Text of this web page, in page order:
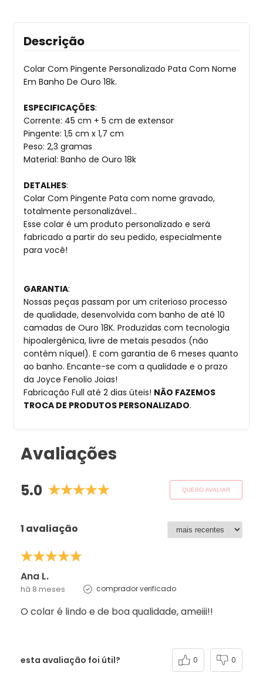
Descrição
Colar Com Pingente Personalizado Pata Com Nome
Em Banho De Ouro 18k.
ESPECIFICAÇÕES:
Corrente: 45 cm + 5 cm de extensor
Pingente: 1,5 cm x 1,7 cm
Peso: 2,3 gramas
Material: Banho de Ouro 18k
DETALHES:
Colar Com Pingente Pata com nome gravado,
totalmente personalizável...
Esse colar é um produto personalizado e será
fabricado a partir do seu pedido, especialmente
para você!
GARANTIA:
Nossas peças passam por um criterioso processo
de qualidade, desenvolvida com banho de até 10
camadas de Ouro 18K. Produzidas com tecnologia
hipoalergênica, livre de metais pesados (não
contém níquel). E com garantia de 6 meses quanto
ao banho. Encante-se com a qualidade e o prazo
da Joyce Fenolio Joias!
Fabricação Full até 2 dias úteis! NÃO FAZEMOS
TROCA DE PRODUTOS PERSONALIZADO.
Avaliações
5.0 QUERO AVALIAR
1 avaliação
Ana L.
há 8 meses comprador verificado
O colar é lindo e de boa qualidade, ameiii!!
esta avaliação foi útil? 0 0